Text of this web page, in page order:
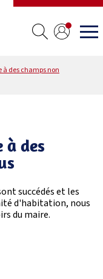
à des champs non
à des
succédés et les
d'habitation, nous
du maire.